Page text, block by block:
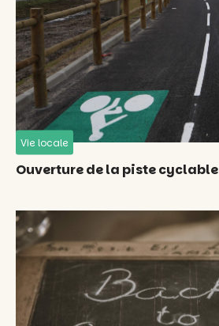
Vie locale
Ouverture de la piste cyclable